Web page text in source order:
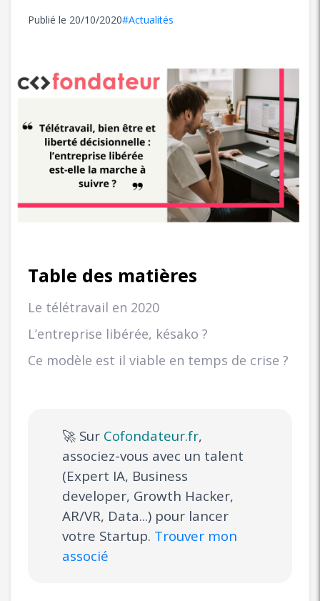
Publié le 20/10/2020#Actualités
Table des matières
Le télétravail en 2020
L’entreprise libérée, késako ?
Ce modèle est il viable en temps de crise ?
🚀 Sur Cofondateur.fr,
associez-vous avec un talent
(Expert IA, Business
developer, Growth Hacker,
AR/VR, Data...) pour lancer
votre Startup. Trouver mon
associé